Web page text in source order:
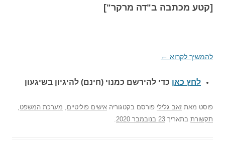
[קטע מכתבה ב"דה מרקר"]
להמשיך לקרוא ←
לחץ כאן כדי להירשם כמנוי (חינם) להיגיון בשיגעון
פוסט מאת זאב גלילי פורסם בקטגוריה אישים פוליטיים, מערכת המשפט,
תקשורת בתאריך 23 בנובמבר 2020 .